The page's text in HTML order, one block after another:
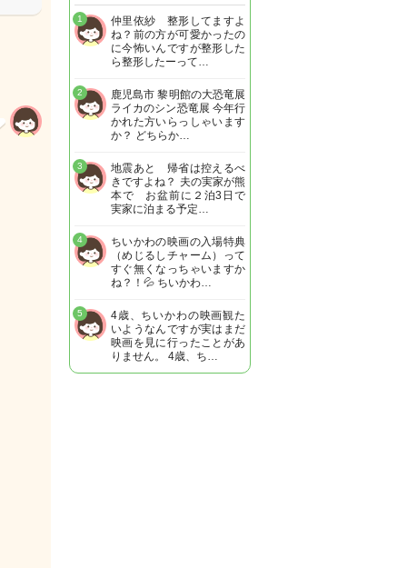
仲里依紗 整形してますよ
ね？前の方が可愛かったの
に今怖いんですが整形した
ら整形したーって…
1
鹿児島市 黎明館の大恐竜展
ライカのシン恐竜展 今年行
かれた方いらっしゃいます
か？ どちらか…
2
地震あと 帰省は控えるべ
きですよね？ 夫の実家が熊
本で お盆前に２泊3日で
実家に泊まる予定…
3
ちいかわの映画の入場特典
（めじるしチャーム）って
すぐ無くなっちゃいますか
ね？！💦 ちいかわ…
4
4歳、ちいかわの映画観た
いようなんですが実はまだ
映画を見に行ったことがあ
りません。 4歳、ち…
5